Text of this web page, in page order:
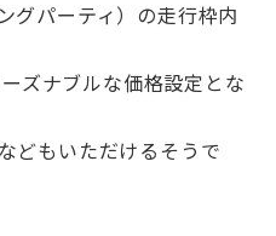
グパーティ）の走行枠内
ズナブルな価格設定とな
どもいただけるそうで